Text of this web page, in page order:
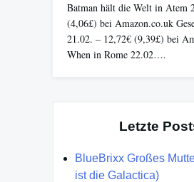
Batman hält die Welt in Atem
(4,06£) bei Amazon.co.uk
21.02. – 12,72€ (9,39£) bei
When in Rome 22.02….
Letzte
BlueBrixx Großes
ist die Galactica)